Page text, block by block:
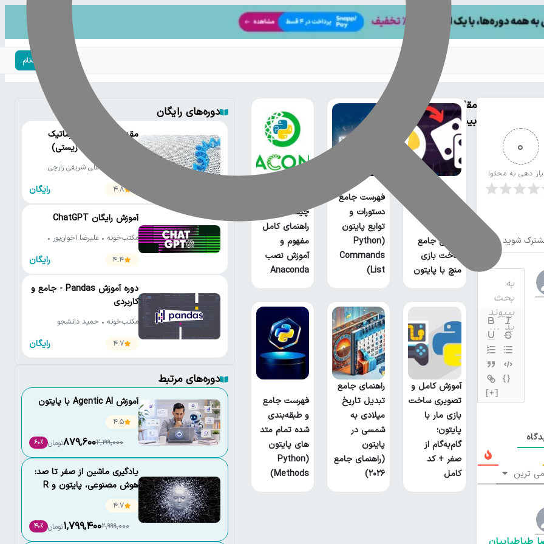
ورود | ثبت‌نام
0
دهی به محتوا
شوید
{}
[+]
ترین
مقالات
بیشتر
آموزش جامع
ساخت بازی
منچ با پایتون
فهرست جامع
دستورات و
توابع پایتون
(Python
Commands
List)
چیست؟
راهنمای کامل
مفهوم و
آموزش نصب
Anaconda
آموزش کامل و
تصویری ساخت
بازی مار با
پایتون؛
گام‌به‌گام از
صفر + کد
کامل
راهنمای جامع
تبدیل تاریخ
میلادی به
شمسی در
پایتون
(راهنمای جامع
۲۰۲۶)
فهرست جامع
و طبقه‌بندی
شده تمام متد
های پایتون
(Python
Methods)
دوره‌های رایگان
مقدمه‌ای بر بیوانفورماتیک
(تحلیل داده‌های زیستی)
مکتب‌خونه • علی شریفی زارچی
4.8
رایگان
آموزش رایگان ChatGPT
مکتب‌خونه • علیرضا اخوان‌پور •
4.4
رایگان
دوره آموزش Pandas - جامع و
کاربردی
مکتب‌خونه • حمید دانشجو
4.7
رایگان
دوره‌های مرتبط
آموزش Agentic AI با پایتون
4.5
2,199,000
879,600تومان 60٪
یادگیری ماشین از صفر تا صد:
هوش مصنوعی، پایتون و R
4.7
2,999,000
1,799,400تومان 40٪